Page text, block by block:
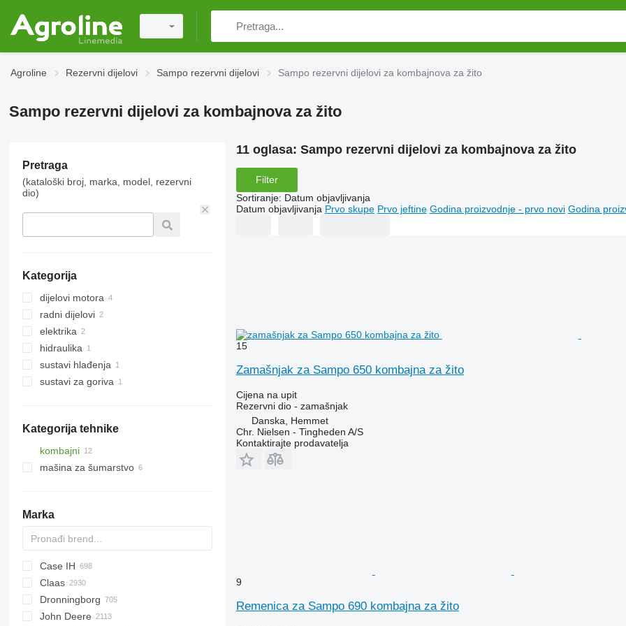
Agroline Rezervni dijelovi Sampo rezervni dijelovi Sampo rezervni dijelovi za kombajnova za žito
Sampo rezervni dijelovi za kombajnova za žito
Pretraga
(kataloški broj, marka, model, rezervni
dio)
Kategorija
dijelovi motora
motori
kolektori
zamašnjaci
remenice
radni dijelovi
puža
drugi radni dijelovi
elektrika
generatori
starteri
hidraulika
hidraulične pumpe
sustavi hlađenja
radijatori za hlađenje motora
sustavi za goriva
Kategorija tehnike
kombajni
kombajni za žito
mašina za šumarstvo
Marka
Case IH
1460
1660
1680
621
C-series
Claas
Avero
C-series
M series
TopLiner
Dronningborg
D-series
Ideal
6640
4900
806
John Deere
11 oglasa: Sampo rezervni dijelovi za kombajnova za žito
Filter
Sortiranje: Datum objavljivanja
Datum objavljivanja Prvo skupe Prvo jeftine Godina proizvodnje - prvo novi Godina
15
Zamašnjak za Sampo 650 kombajna za žito
Cijena na upit
Rezervni dio - zamašnjak
Danska, Hemmet
Chr. Nielsen - Tingheden A/S
Kontaktirajte prodavatelja
9
Remenica za Sampo 690 kombajna za žito